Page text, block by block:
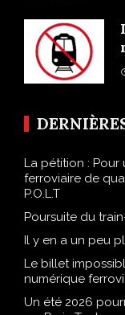
La pétition :
ferroviaire de
P.O.L.T
Poursuite du
Il y en a un peu
Le billet
numérique
Un été 2026